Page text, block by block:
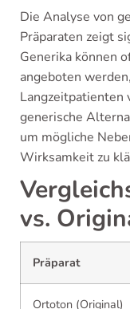
Die Analyse von
Präparaten zeigt
Generika können
angeboten
Langzeitpatienten
generische
um mögliche
Wirksamkeit zu
vs.
Präparat
Ortoton (Original)